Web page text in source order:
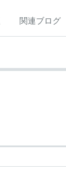
関連ブログ